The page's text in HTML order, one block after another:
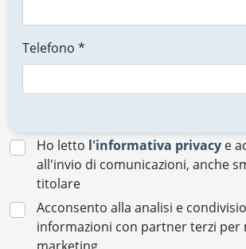
Telefono *
Ho letto l'informativa privacy e
all'invio di comunicazioni, anche
titolare
Acconsento alla analisi e
informazioni con partner terzi per